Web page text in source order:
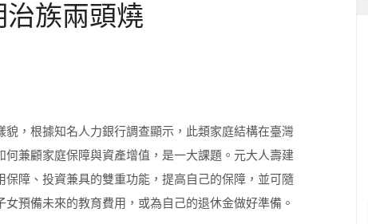
治族兩頭燒
貌，根據知名人力銀行調查顯示，此類家庭結構在臺灣
兼顧家庭保障與資產增值，是一大課題。元大人壽建
障、投資兼具的雙重功能，提高自己的保障，並可隨
預備未來的教育費用，或為自己的退休金做好準備。